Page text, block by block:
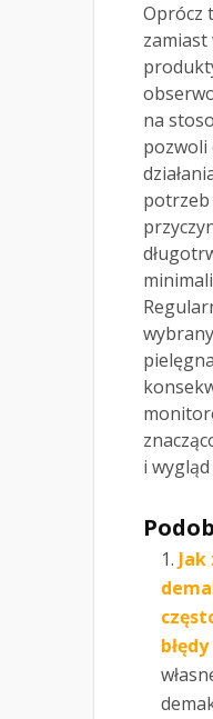
Oprócz
na
pozwoli
potrzeb
i
błędy